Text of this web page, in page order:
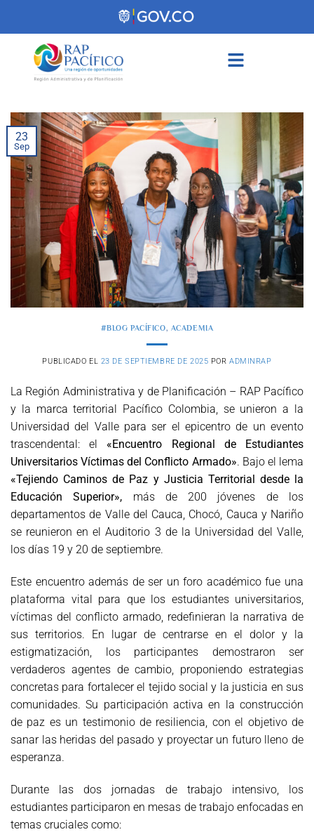
23
Sep
#BLOG PACÍFICO, ACADEMIA
PUBLICADO EL 23 DE SEPTIEMBRE DE 2025 PORADMINRAP
La Región Administrativa y de Planificación – RAP Pacífico
y la marca territorial Pacífico Colombia, se unieron a la
Universidad del Valle para ser el epicentro de un evento
trascendental: el «Encuentro Regional de Estudiantes
Universitarios Víctimas del Conflicto Armado». Bajo el lema
«Tejiendo Caminos de Paz y Justicia Territorial desde la
Educación Superior», más de 200 jóvenes de los
departamentos de Valle del Cauca, Chocó, Cauca y Nariño
se reunieron en el Auditorio 3 de la Universidad del Valle,
los días 19 y 20 de septiembre.
Este encuentro además de ser un foro académico fue una
plataforma vital para que los estudiantes universitarios,
víctimas del conflicto armado, redefinieran la narrativa de
sus territorios. En lugar de centrarse en el dolor y la
estigmatización, los participantes demostraron ser
verdaderos agentes de cambio, proponiendo estrategias
concretas para fortalecer el tejido social y la justicia en sus
comunidades. Su participación activa en la construcción
de paz es un testimonio de resiliencia, con el objetivo de
sanar las heridas del pasado y proyectar un futuro lleno de
esperanza.
Durante las dos jornadas de trabajo intensivo, los
estudiantes participaron en mesas de trabajo enfocadas en
temas cruciales como: